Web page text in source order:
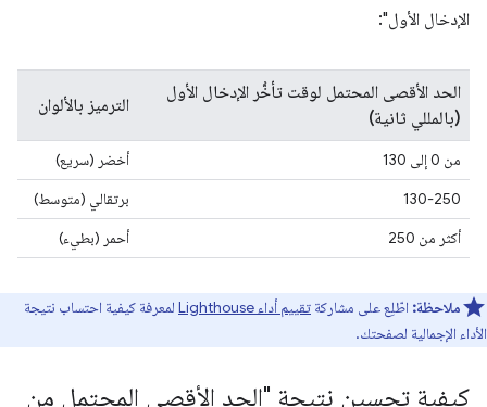
الإدخال الأول":
الحد الأقصى المحتمل لوقت تأخُّر الإدخال الأول
(بالمللي ثانية)
الترميز بالألوان
من 0 إلى 130
أخضر (سريع)
130-250
برتقالي (متوسط)
أكثر من 250
أحمر (بطيء)
ملاحظة: اطّلِع على مشاركة تقييم أداء Lighthouse
لمعرفة كيفية احتساب نتيجة
الأداء الإجمالية لصفحتك.
كيفية تحسين نتيجة "الحد الأقصى المحتمل من